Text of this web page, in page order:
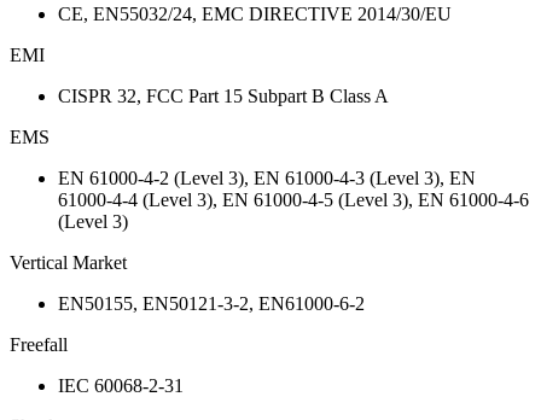
CE, EN55032/24, EMC DIRECTIVE 2014/30/EU
EMI
CISPR 32, FCC Part 15 Subpart B Class A
EMS
EN 61000-4-2 (Level 3), EN 61000-4-3 (Level 3), EN
61000-4-4 (Level 3), EN 61000-4-5 (Level 3), EN 61000-4-6
(Level 3)
Vertical Market
EN50155, EN50121-3-2, EN61000-6-2
Freefall
IEC 60068-2-31